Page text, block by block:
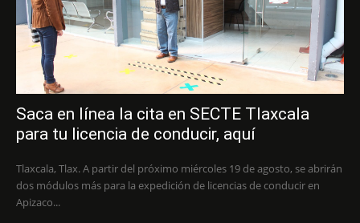
Saca en línea la cita en SECTE Tlaxcala
para tu licencia de conducir, aquí
Tlaxcala, Tlax. A partir del próximo miércoles 19 de agosto, se abrirán
dos módulos más para la expedición de licencias de conducir en
Apizaco...